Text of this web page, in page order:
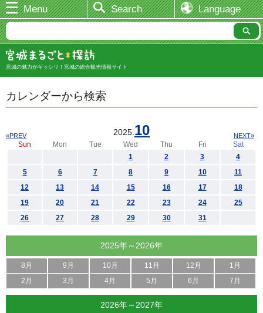
Menu Search Language
宮城の魅力がギッシリ！宮城の総合観光情報サイト
カレンダーから検索
2025. 10
«PREV NEXT»
Sun Mon Tue Wed Thu Fri
Sat
1
2 3
4
5
6 7 8 9 10
11
12
13 14 15 16 17
18
19
20 21 22 23 24
25
26
27 28 29 30 31
2025年～2026年
8月 9月 10月 11月 12月
1月
2月
3月 4月 5月 6月 7月
2026年～2027年